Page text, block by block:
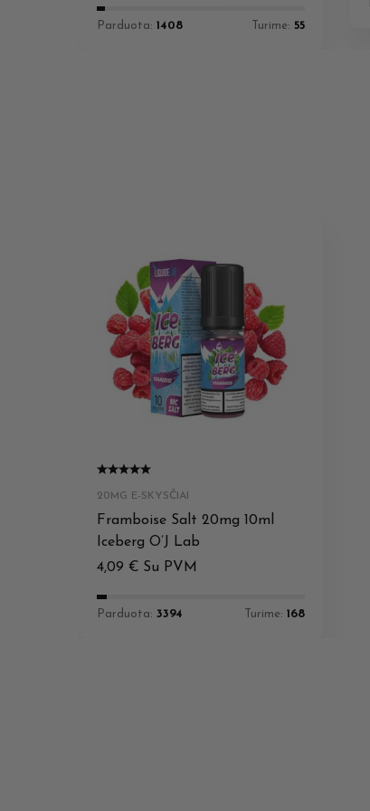
Parduota: 1408 Turime: 55
20MG E-SKYSČIAI
Framboise Salt 20mg 10ml
Iceberg O’J Lab
4,09 € Su PVM
Parduota: 3394 Turime: 168